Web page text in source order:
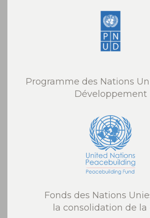
Programme des Nations
Développement
Fonds des Nations
la consolidation de la